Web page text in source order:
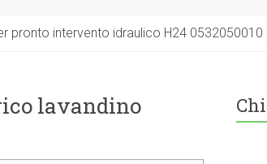
pronto intervento idraulico H24 0532050010
lavandino